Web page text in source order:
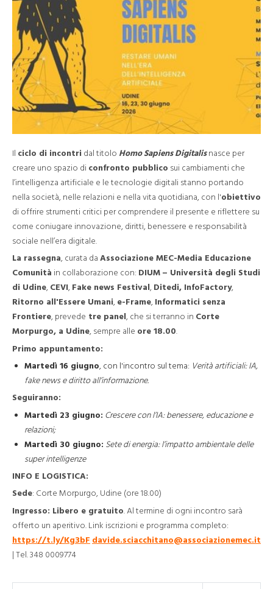
Il ciclo di incontri dal titolo Homo Sapiens Digitalisnasce per
creare uno spazio di confronto pubblico sui cambiamenti che
l’intelligenza artificiale e le tecnologie digitali stanno portando
nella società, nelle relazioni e nella vita quotidiana, con l'obiettivo
di offrire strumenti critici per comprendere il presente e riflettere su
come coniugare innovazione, diritti, benessere e responsabilità
sociale nell’era digitale.
La rassegna, curata da Associazione MEC-Media Educazione
Comunità in collaborazione con: DIUM – Università degli Studi
di Udine, CEVI, Fake news Festival, Ditedi, InfoFactory,
Ritorno all'Essere Umani, e-Frame, Informatici senza
Frontiere, prevede tre panel, che si terranno in Corte
Morpurgo, a Udine, sempre alle ore 18.00.
Primo appuntamento:
Martedì 16 giugno, con l'incontro sul tema: Verità artificiali: IA,
fake news e diritto all’informazione.
Seguiranno:
Martedì 23 giugno: Crescere con l’IA: benessere, educazione e
relazioni;
Martedì 30 giugno: Sete di energia: l’impatto ambientale delle
super intelligenze
INFO E LOGISTICA:
Sede: Corte Morpurgo, Udine (ore 18.00)
Ingresso: Libero e gratuito. Al termine di ogni incontro sarà
offerto un aperitivo. Link iscrizioni e programma completo:
https://t.ly/Kg3bF davide.sciacchitano@associazionemec.it
| Tel. 348 0009774